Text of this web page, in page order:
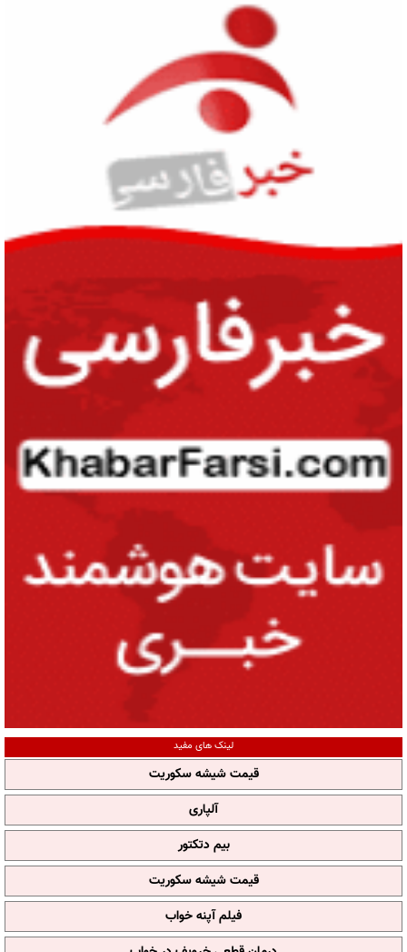
لینک های مفید
قیمت شیشه سکوریت
آلپاری
بیم دتکتور
قیمت شیشه سکوریت
فیلم آپنه خواب